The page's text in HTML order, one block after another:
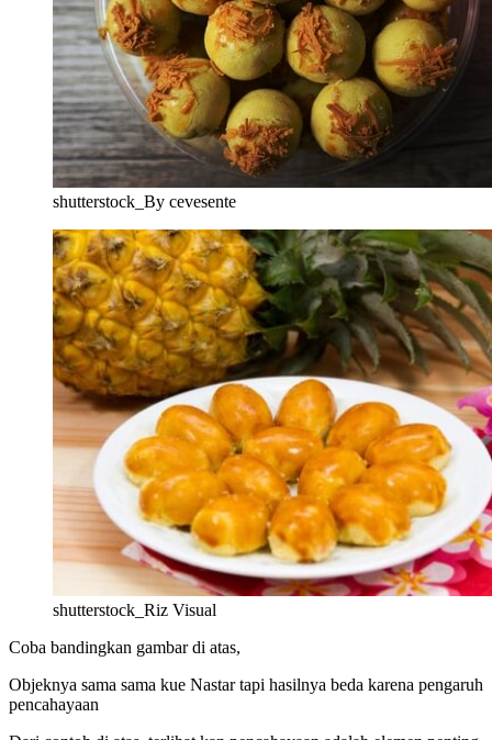
shutterstock_By cevesente
shutterstock_Riz Visual
Coba bandingkan gambar di atas,
Objeknya sama sama kue Nastar tapi hasilnya beda karena pengaruh
pencahayaan